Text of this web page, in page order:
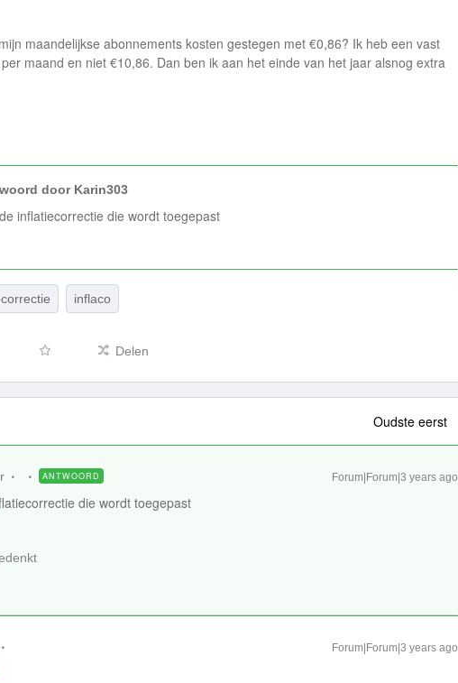
maandelijkse abonnements kosten gestegen met €0,86? Ik heb een vast
maand en niet €10,86. Dan ben ik aan het einde van het jaar alsnog extra
doorKarin303
inflatiecorrectie die wordt toegepast
inflaco
Delen
Oudste eerst
ANTWOORD Forum|Forum|3 years ago
die wordt toegepast
Forum|Forum|3 years ago